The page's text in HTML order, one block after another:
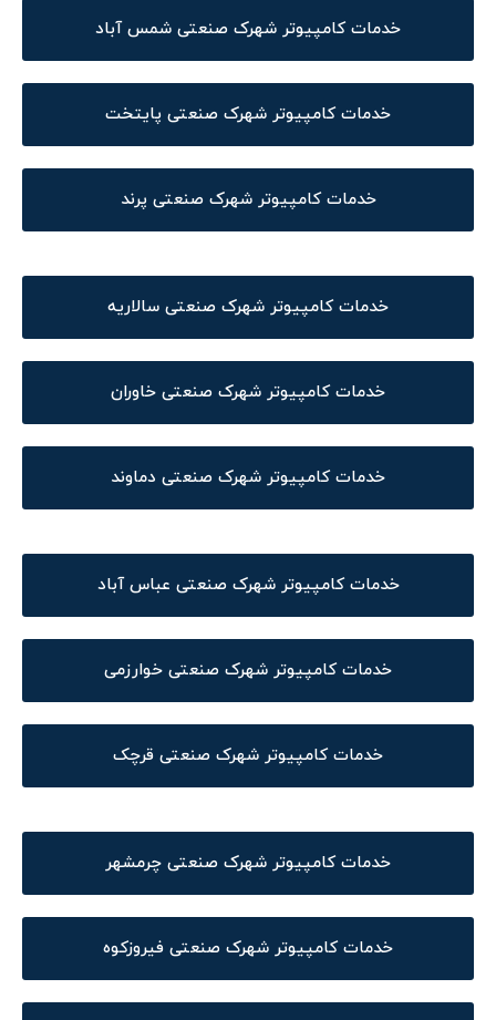
خدمات کامپیوتر شهرک صنعتی شمس آباد
خدمات کامپیوتر شهرک صنعتی پایتخت
خدمات کامپیوتر شهرک صنعتی پرند
خدمات کامپیوتر شهرک صنعتی سالاریه
خدمات کامپیوتر شهرک صنعتی خاوران
خدمات کامپیوتر شهرک صنعتی دماوند
خدمات کامپیوتر شهرک صنعتی عباس آباد
خدمات کامپیوتر شهرک صنعتی خوارزمی
خدمات کامپیوتر شهرک صنعتی قرچک
خدمات کامپیوتر شهرک صنعتی چرمشهر
خدمات کامپیوتر شهرک صنعتی فیروزکوه